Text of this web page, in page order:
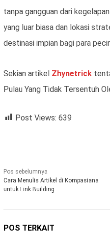
tanpa gangguan dari
yang luar biasa dan lokasi
destinasi impian bagi para
Sekian artikel Zhynetrick
Pulau Yang Tidak Tersentuh
Post Views: 639
Navigasi
pos
Pos sebelumnya
Cara Menulis Artikel di Kompasiana
untuk Link Building
POS TERKAIT